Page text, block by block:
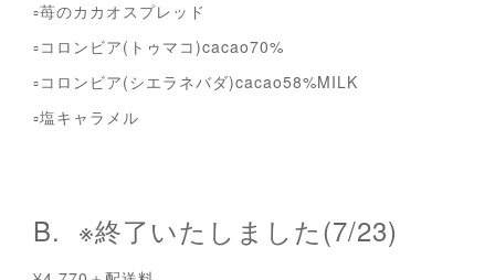
▫︎苺のカカオスプレッド
▫︎コロンビア(トゥマコ)cacao70%
▫︎コロンビア(シエラネバダ)cacao58%MILK
▫︎塩キャラメル
B. ※終了いたしました(7/23)